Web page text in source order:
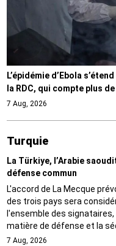
L’épidémie d’Ebola
la RDC, qui compte plus
7 Aug, 2026
Turquie
La Türkiye, l’Arabie
défense commun
L'accord de La Mecque
des trois pays sera
l'ensemble des
matière de défense et la
7 Aug, 2026